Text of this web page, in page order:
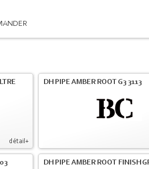
détail+
DH PIPE AMBER ROOT G3 3113
DH PIPE AMBER ROOT FINISH